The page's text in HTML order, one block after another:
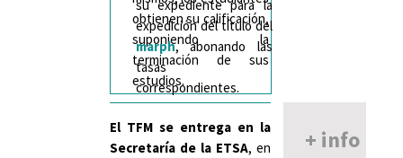
obtienen su calificación,
suponiendo la
terminación de sus
estudios.
su expediente para la
expedición del título del
marph, abonando las
tasas
correspondientes.
+ info
El TFM se entrega en la
Secretaría de la ETSA, en